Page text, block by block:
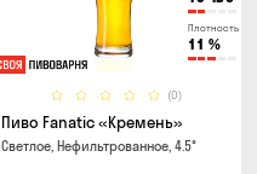
Плотность
11 %
(0)
Пиво Fanatic «Кремень»
Светлое, Нефильтрованное, 4.5°